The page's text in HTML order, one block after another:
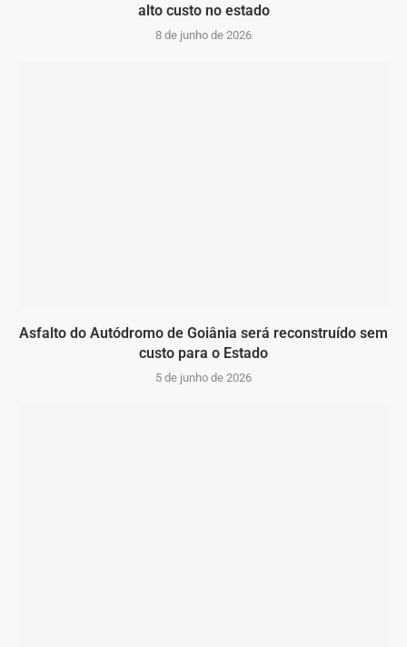
alto custo no estado
8 de junho de 2026
Asfalto do Autódromo de Goiânia será reconstruído sem
custo para o Estado
5 de junho de 2026